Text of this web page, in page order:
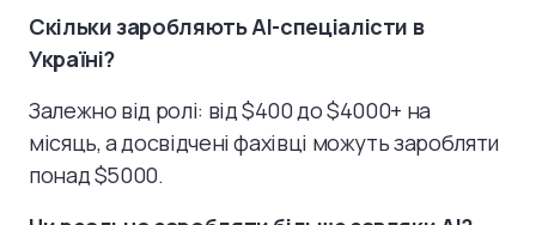
Скільки заробляють AI-спеціалісти в
Україні?
Залежно від ролі: від $400 до $4000+ на
місяць, а досвідчені фахівці можуть заробляти
понад $5000.